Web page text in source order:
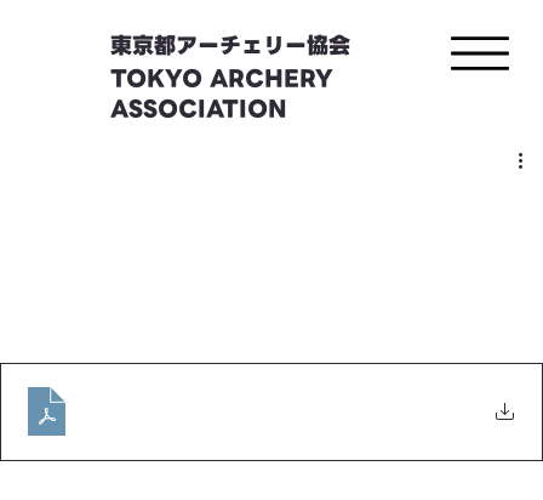
東京都アーチェリー協会
TOKYO ARCHERY
ASSOCIATION